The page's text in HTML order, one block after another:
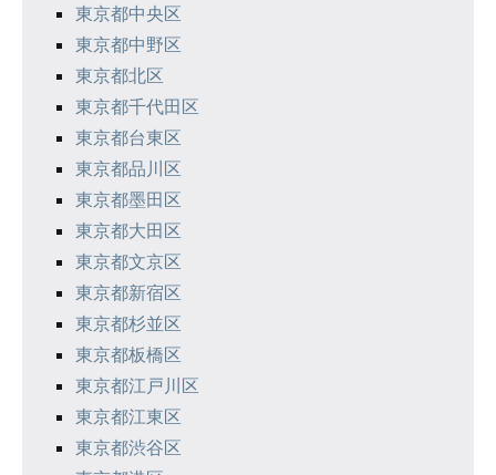
東京都中央区
東京都中野区
東京都北区
東京都千代田区
東京都台東区
東京都品川区
東京都墨田区
東京都大田区
東京都文京区
東京都新宿区
東京都杉並区
東京都板橋区
東京都江戸川区
東京都江東区
東京都渋谷区